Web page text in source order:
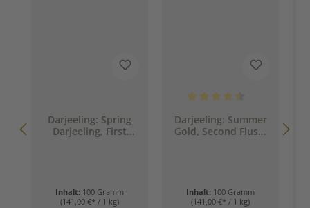
Darjeeling: Spring
Darjeeling, First
Inhalt: 100 Gramm
(141,00 €* / 1 kg)
Darjeeling: Summer
Gold, Second Flush,
Inhalt: 100 Gramm
(141,00 €* / 1 kg)